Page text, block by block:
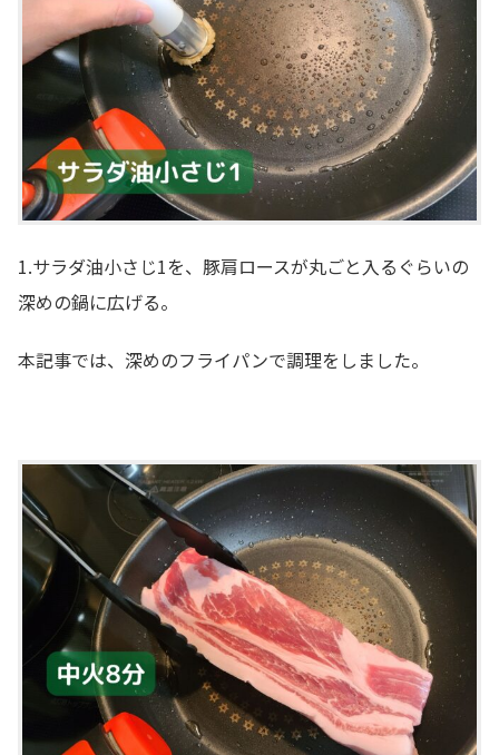
1.サラダ油小さじ1を、豚肩ロースが丸ごと入るぐらいの
深めの鍋に広げる。
本記事では、深めのフライパンで調理をしました。